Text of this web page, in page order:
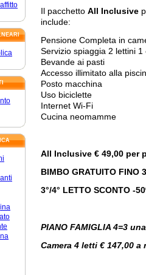
Il pacchetto All Inclusive
include:
Pensione Completa in
Servizio spiaggia 2 lettini
Bevande ai pasti
Accesso illimitato alla
Posto macchina
Uso biciclette
Internet Wi-Fi
Cucina neomamme
All Inclusive € 49,00 per
BIMBO GRATUITO FINO
3°/4° LETTO SCONTO -
PIANO FAMIGLIA 4=3
Camera 4 letti € 147,00